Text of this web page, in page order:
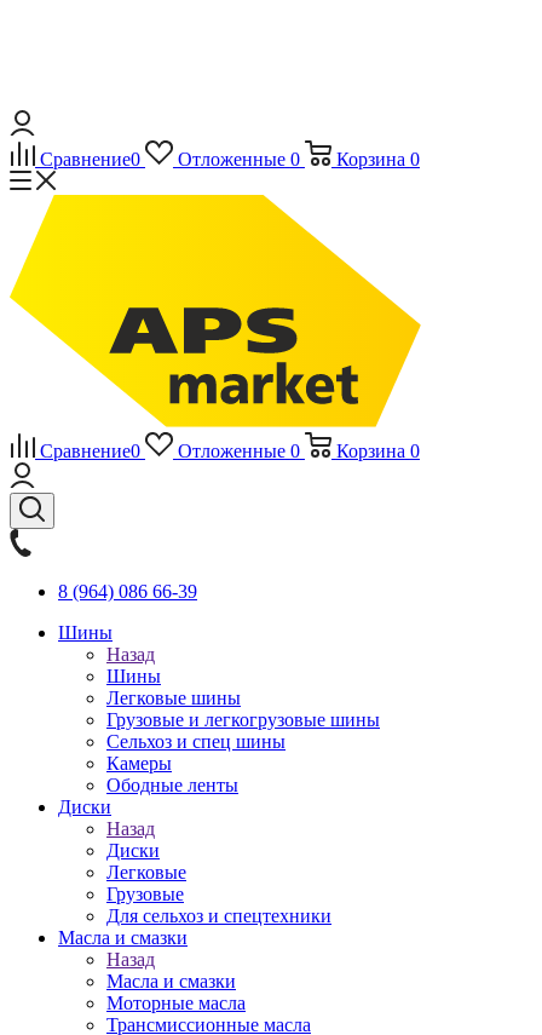
Сравнение0 Отложенные 0 Корзина 0
Сравнение0 Отложенные 0 Корзина 0
8 (964) 086 66-39
Шины
Назад
Шины
Легковые шины
Грузовые и легкогрузовые шины
Сельхоз и спец шины
Камеры
Ободные ленты
Диски
Назад
Диски
Легковые
Грузовые
Для сельхоз и спецтехники
Масла и смазки
Назад
Масла и смазки
Моторные масла
Трансмиссионные масла